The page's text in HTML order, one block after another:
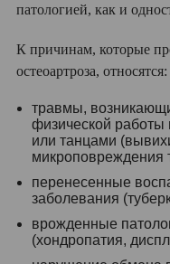
патологией, как и
К причинам, которые
остеоартроза, относятся:
травмы,
физической работы
или танцами
микроповреждения
перенесенные
заболевания
врожденные
(хондропатия,